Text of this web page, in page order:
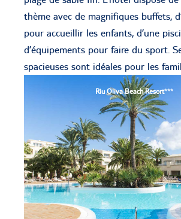
thème avec de magnifiques buffets,
pour accueillir les enfants, d’une
d’équipements pour faire du sport.
spacieuses sont idéales pour les
Riu Oliva Beach Resort***